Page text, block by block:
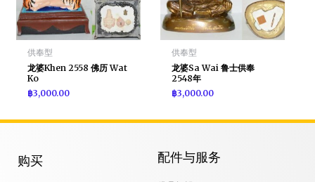
供奉型
龙婆Khen 2558 佛历 Wat
Ko
฿3,000.00
供奉型
龙婆Sa Wai 鲁士供奉
2548年
฿3,000.00
购买 配件与服务